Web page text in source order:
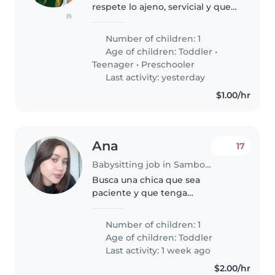
(1)
respete lo ajeno, servicial y que
para el cuidado de una niña. Que
está en el kinder . Brindo..
Number of children: 1
Age of children:Toddler •
Teenager • Preschooler
Last activity: yesterday
$1.00/hr
Ana
Babysitting job in Samborondón
17
Busca una chica que sea
paciente y que tenga
niño, que le guste jugar y
fomentar la estimulación.
Number of children: 1
Age of children:Toddler
Last activity: 1 week ago
$2.00/hr